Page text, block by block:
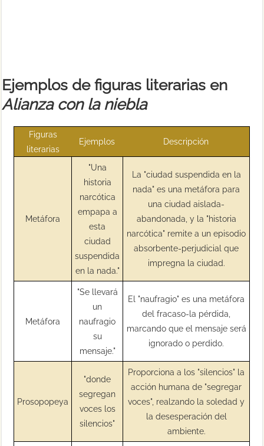
Ejemplos de figuras literarias en
Alianza con la niebla
Figuras
literarias
Ejemplos Descripción
Metáfora
"Una
historia
narcótica
empapa a
esta
ciudad
suspendida
en la nada."
La "ciudad suspendida en la
nada" es una metáfora para
una ciudad aislada-
abandonada, y la "historia
narcótica" remite a un episodio
absorbente-perjudicial que
impregna la ciudad.
Metáfora
"Se llevará
un
naufragio
su
mensaje."
El "naufragio" es una metáfora
del fracaso-la pérdida,
marcando que el mensaje será
ignorado o perdido.
Prosopopeya
"donde
segregan
voces los
silencios"
Proporciona a los "silencios" la
acción humana de "segregar
voces", realzando la soledad y
la desesperación del
ambiente.